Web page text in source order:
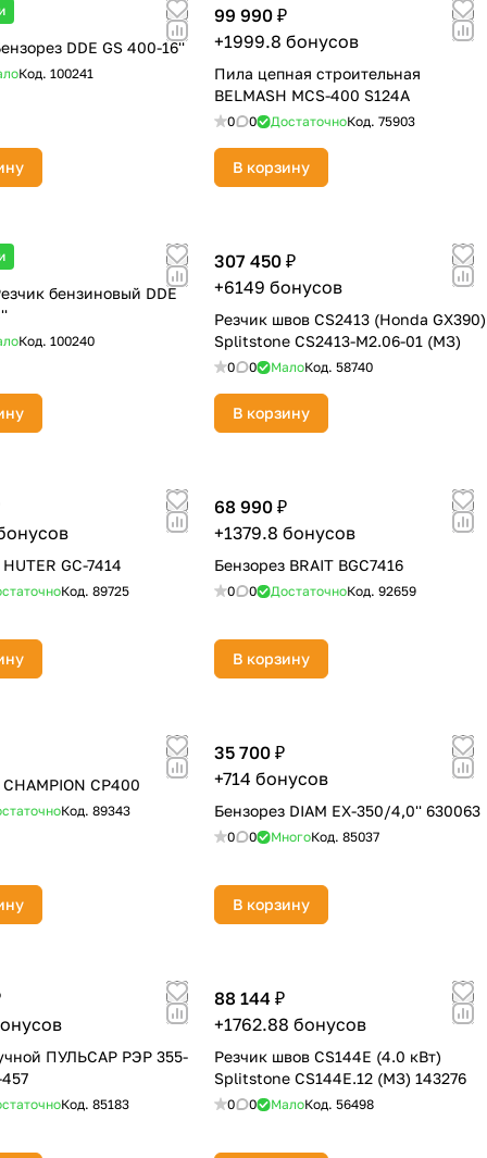
DDE GS 400-16''
Код. 100241
99 990 ₽
+1999.8 бонусов
Пила цепная строительная
BELMASH MCS-400 S124A
0 0 ДостаточноКод. 75903
В корзину
бензиновый DDE
Код. 100240
307 450 ₽
+6149 бонусов
Резчик швов CS2413 (Honda GX390)
Splitstone CS2413-M2.06-01 (МЗ)
0 0 МалоКод. 58740
В корзину
GC-7414
Код. 89725
68 990 ₽
+1379.8 бонусов
Бензорез BRAIT BGC7416
0 0 ДостаточноКод. 92659
В корзину
CP400
Код. 89343
35 700 ₽
+714 бонусов
Бензорез DIAM EX-350/4,0'' 630063
0 0 МногоКод. 85037
В корзину
ПУЛЬСАР РЭР 355-
Код. 85183
88 144 ₽
+1762.88 бонусов
Резчик швов CS144E (4.0 кВт)
Splitstone CS144E.12 (МЗ) 143276
0 0 МалоКод. 56498